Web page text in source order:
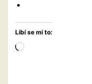
Líbí se mi to:
Načítání…